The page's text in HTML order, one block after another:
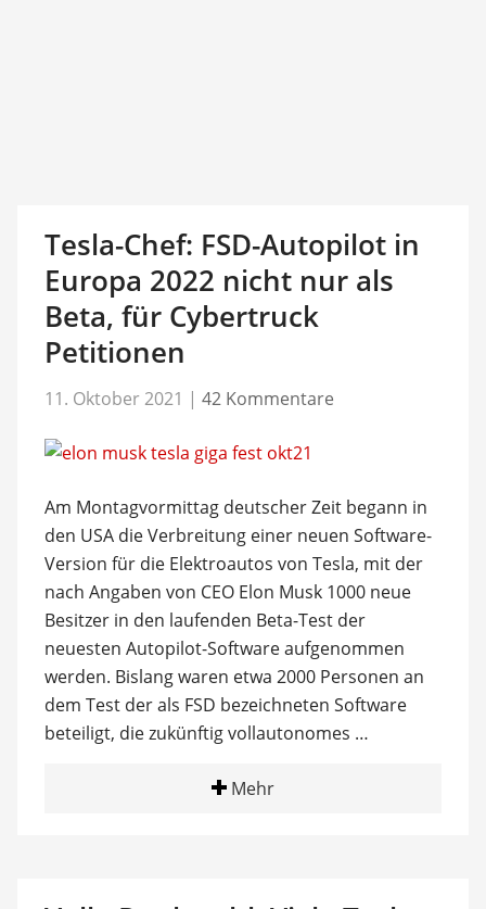
Tesla-Chef: FSD-Autopilot in
Europa 2022 nicht nur als
Beta, für Cybertruck
Petitionen
11. Oktober 2021 | 42 Kommentare
Am Montagvormittag deutscher Zeit begann in
den USA die Verbreitung einer neuen Software-
Version für die Elektroautos von Tesla, mit der
nach Angaben von CEO Elon Musk 1000 neue
Besitzer in den laufenden Beta-Test der
neuesten Autopilot-Software aufgenommen
werden. Bislang waren etwa 2000 Personen an
dem Test der als FSD bezeichneten Software
beteiligt, die zukünftig vollautonomes …
Mehr